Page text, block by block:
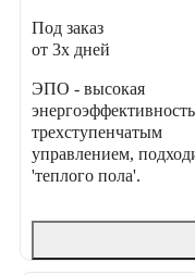
Под заказ
от 3х дней
ЭПО - высокая
трехступенчатым
управлением,
'теплого пола'.